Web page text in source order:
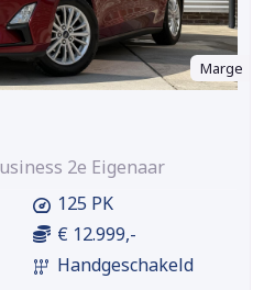
Marge
2e Eigenaar
125 PK
€ 12.999,-
Handgeschakeld